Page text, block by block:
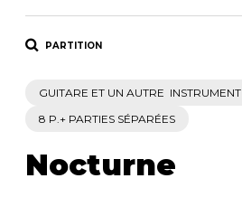
PARTITION
GUITARE ET UN AUTRE INSTRUMENT
8 P.+ PARTIES SÉPARÉES
Nocturne